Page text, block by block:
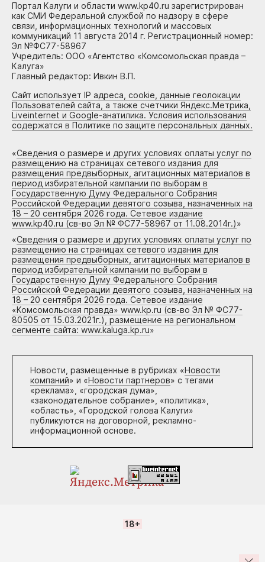
Портал Калуги и области www.kp40.ru зарегистрирован
как СМИ Федеральной службой по надзору в сфере
связи, информационных технологий и массовых
коммуникаций 11 августа 2014 г. Регистрационный номер:
Эл №ФС77-58967
Учредитель: ООО «Агентство «Комсомольская правда –
Калуга»
Главный редактор: Ивкин В.П.
Сайт использует IP адреса, cookie, данные геолокации
Пользователей сайта, а также счетчики Яндекс.Метрика,
Liveinternet и Google-анатилика. Условия использования
содержатся в Политике по защите персональных данных.
«Сведения о размере и других условиях оплаты услуг по
размещению на страницах сетевого издания для
размещения предвыборных, агитационных материалов в
период избирательной кампании по выборам в
Государственную Думу Федерального Собрания
Российской Федерации девятого созыва, назначенных на
18 – 20 сентября 2026 года. Сетевое издание
www.kp40.ru (св-во Эл № ФС77-58967 от 11.08.2014г.)»
«Сведения о размере и других условиях оплаты услуг по
размещению на страницах сетевого издания для
размещения предвыборных, агитационных материалов в
период избирательной кампании по выборам в
Государственную Думу Федерального Собрания
Российской Федерации девятого созыва, назначенных на
18 – 20 сентября 2026 года. Сетевое издание
«Комсомольская правда» www.kp.ru (св-во Эл № ФС77-
80505 от 15.03.2021г.), размещение на региональном
сегменте сайта: www.kaluga.kp.ru»
Новости, размещенные в рубриках «Новости
компаний» и «Новости партнеров» с тегами
«реклама», «городская дума»,
«законодательное собрание», «политика»,
«область», «Городской голова Калуги»
публикуются на договорной, рекламно-
информационной основе.
18+